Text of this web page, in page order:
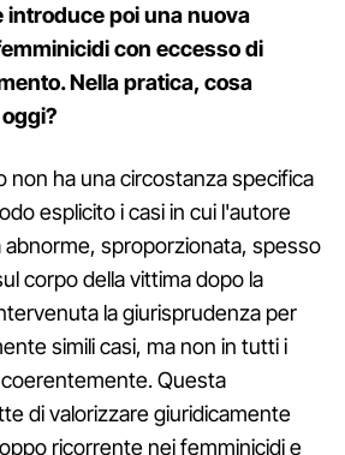
introduce poi una nuova
con eccesso di
Nella pratica, cosa
non ha una circostanza specifica
esplicito i casi in cui l'autore
abnorme, sproporzionata, spesso
corpo della vittima dopo la
la giurisprudenza per
simili casi, ma non in tutti i
Questa
di valorizzare giuridicamente
ricorrente nei femminicidi e